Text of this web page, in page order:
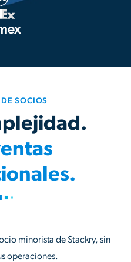
SOCIOS
minorista de Stackry, sin
operaciones.